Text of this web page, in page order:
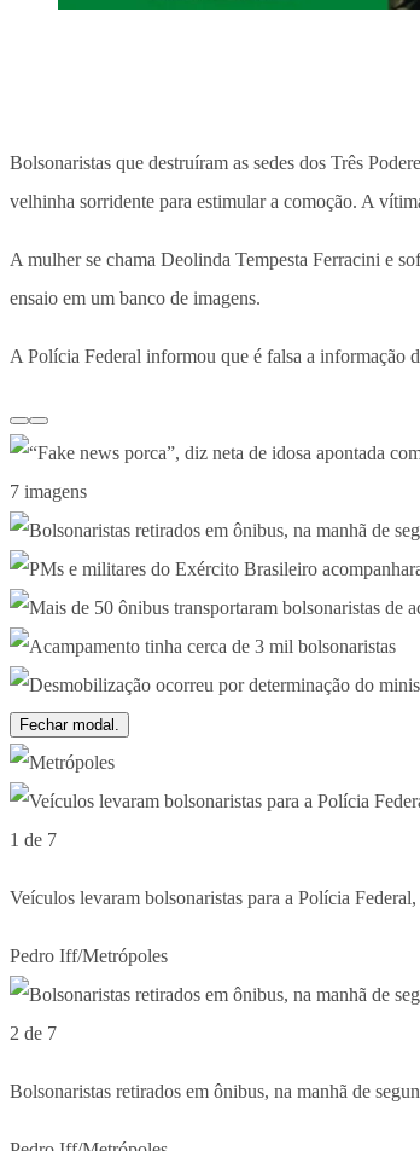
Bolsonaristas que destruíram as sedes dos Três
velhinha sorridente para estimular a comoção. A
A mulher se chama Deolinda Tempesta Ferracini e
ensaio em um banco de imagens.
A Polícia Federal informou que é falsa a informação
7 imagens
Fechar modal.
1 de 7
Veículos levaram bolsonaristas para a Polícia
Pedro Iff/Metrópoles
2 de 7
Bolsonaristas retirados em ônibus, na manhã de